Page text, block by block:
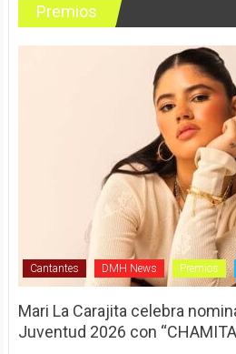
Premios
Cantantes DMH News Premios
Mari La Carajita celebra
Juventud 2026 con